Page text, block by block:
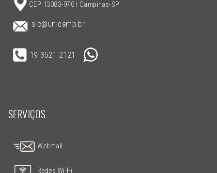
CEP 13083-970 | Campinas-SP
sic@unicamp.br
19 3521-2121
SERVIÇOS
Webmail
Redes Wi-Fi